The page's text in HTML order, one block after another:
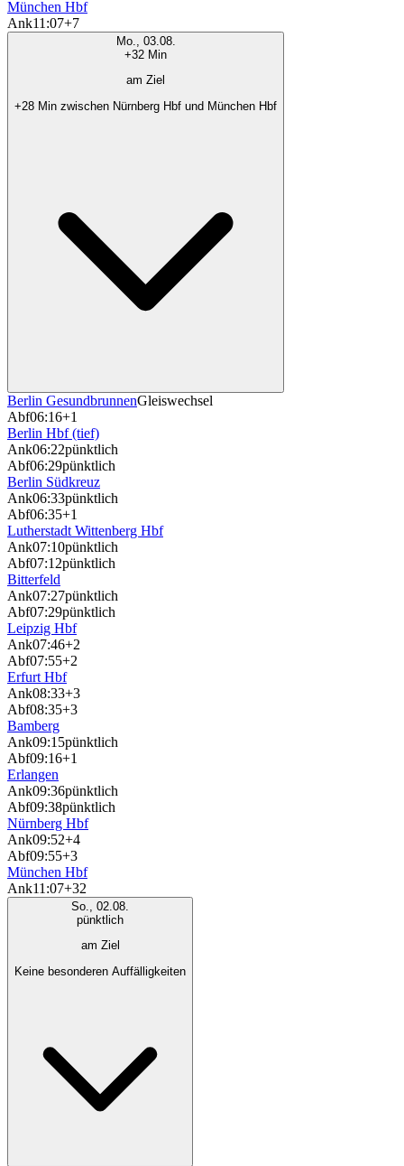
München Hbf
Ank11:07+7
Mo., 03.08.
+32 Min
am Ziel
+28 Min zwischen Nürnberg Hbf und München Hbf
Berlin GesundbrunnenGleiswechsel
Abf06:16+1
Berlin Hbf (tief)
Ank06:22pünktlich
Abf06:29pünktlich
Berlin Südkreuz
Ank06:33pünktlich
Abf06:35+1
Lutherstadt Wittenberg Hbf
Ank07:10pünktlich
Abf07:12pünktlich
Bitterfeld
Ank07:27pünktlich
Abf07:29pünktlich
Leipzig Hbf
Ank07:46+2
Abf07:55+2
Erfurt Hbf
Ank08:33+3
Abf08:35+3
Bamberg
Ank09:15pünktlich
Abf09:16+1
Erlangen
Ank09:36pünktlich
Abf09:38pünktlich
Nürnberg Hbf
Ank09:52+4
Abf09:55+3
München Hbf
Ank11:07+32
So., 02.08.
pünktlich
am Ziel
Keine besonderen Auffälligkeiten